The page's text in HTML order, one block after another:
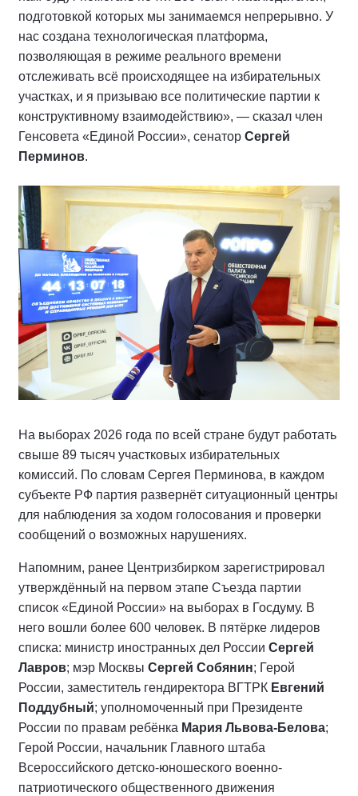
подготовкой которых мы занимаемся непрерывно. У
нас создана технологическая платформа,
позволяющая в режиме реального времени
отслеживать всё происходящее на избирательных
участках, и я призываю все политические партии к
конструктивному взаимодействию», — сказал член
Генсовета «Единой России», сенатор Сергей
Перминов.
На выборах 2026 года по всей стране будут работать
свыше 89 тысяч участковых избирательных
комиссий. По словам Сергея Перминова, в каждом
субъекте РФ партия развернёт ситуационный центры
для наблюдения за ходом голосования и проверки
сообщений о возможных нарушениях.
Напомним, ранее Центризбирком зарегистрировал
утверждённый на первом этапе Съезда партии
список «Единой России» на выборах в Госдуму. В
него вошли более 600 человек. В пятёрке лидеров
списка: министр иностранных дел России Сергей
Лавров; мэр Москвы Сергей Собянин; Герой
России, заместитель гендиректора ВГТРК Евгений
Поддубный; уполномоченный при Президенте
России по правам ребёнка Мария Львова-Белова;
Герой России, начальник Главного штаба
Всероссийского детско-юношеского военно-
патриотического общественного движения